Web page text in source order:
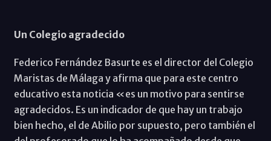
Un Colegio agradecido
Federico Fernández Basurte es el director del Colegio
Maristas de Málaga y afirma que para este centro
educativo esta noticia «es un motivo para sentirse
agradecidos. Es un indicador de que hay un trabajo
bien hecho, el de Abilio por supuesto, pero también el